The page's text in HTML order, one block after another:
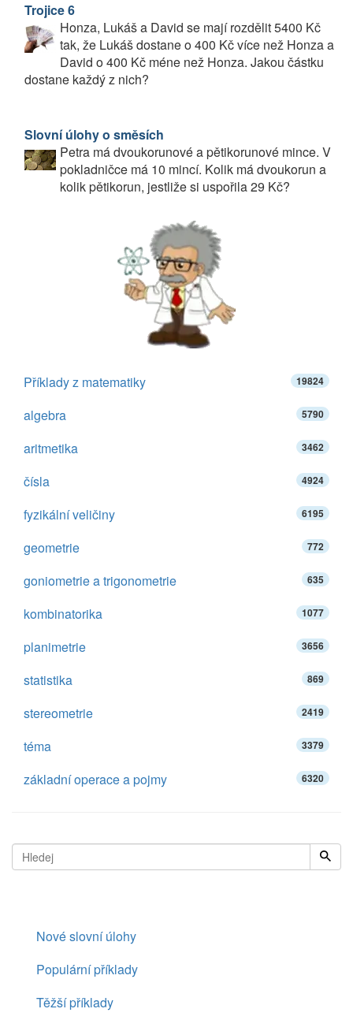
Trojice 6
Honza, Lukáš a David se mají rozdělit 5400 Kč
tak, že Lukáš dostane o 400 Kč více než Honza a
David o 400 Kč méne než Honza. Jakou částku
dostane každý z nich?
Slovní úlohy o směsích
Petra má dvoukorunové a pětikorunové mince. V
pokladničce má 10 mincí. Kolik má dvoukorun a
kolik pětikorun, jestliže si uspořila 29 Kč?
Příklady z matematiky 19824
algebra 5790
aritmetika 3462
čísla 4924
fyzikální veličiny 6195
geometrie 772
goniometrie a trigonometrie 635
kombinatorika 1077
planimetrie 3656
statistika 869
stereometrie 2419
téma 3379
základní operace a pojmy 6320
Nové slovní úlohy
Populární příklady
Těžší příklady